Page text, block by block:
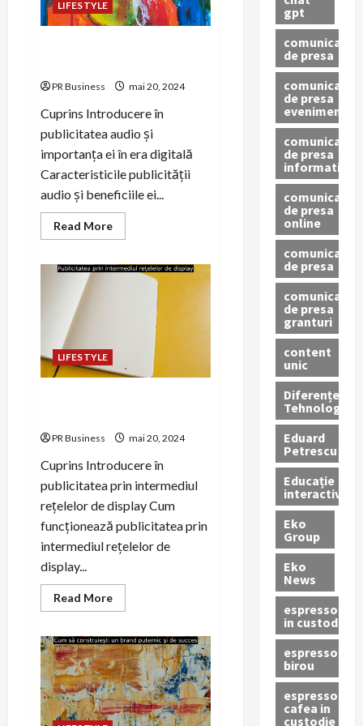
firmele
nou
înființate
LIFESTYLE
PR Business mai 20, 2024
Cuprins Introducere în
publicitatea audio și
importanța ei în era digitală
Caracteristicile publicității
audio și beneficiile ei...
Read MoreRead
more
Audio
LIFESTYLE
PR Business mai 20, 2024
Cuprins Introducere în
publicitatea prin intermediul
rețelelor de display Cum
funcționează publicitatea prin
intermediul rețelelor de
display...
Read MoreRead
more
prin
intermediul
rețelelor
de
display
gpt
comunicat
de presa
comunicat
de presa
eveniment
comunicat
de presa
informativ
comunicat
de presa
online
comunicate
de presa
comunicate
de presa
granturi
content
unic
Diferențe
Tehnologice
Eduard
Petrescu
Educație
interactivă
Eko
Group
Eko
News
espressoare
in custodie
espressor
birou
espressor
cafea in
custodie